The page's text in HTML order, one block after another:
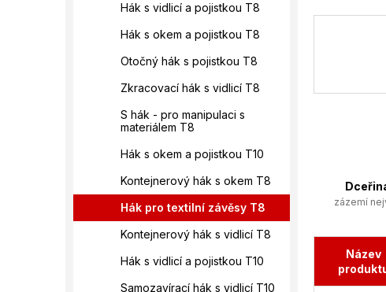
Hák s vidlicí a pojistkou T8
Hák s okem a pojistkou T8
Otočný hák s pojistkou T8
Zkracovací hák s vidlicí T8
S hák - pro manipulaci s
materiálem T8
Hák s okem a pojistkou T10
Kontejnerový hák s okem T8
Hák pro textilní závěsy T8
Kontejnerový hák s vidlicí T8
Hák s vidlicí a pojistkou T10
Samozavírací hák s vidlicí T10
zázemí
Název